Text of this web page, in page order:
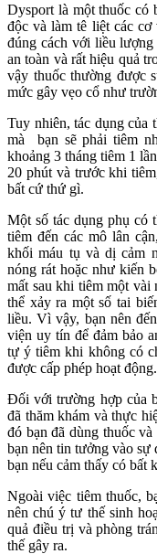
Dysport là một thuốc có
độc và làm tê liệt các
đúng cách với liều
an toàn và rất hiệu quả
vậy thuốc thường được
mức gây vẹo cổ như
Tuy nhiên, tác dụng của
mà bạn sẽ phải tiêm
khoảng 3 tháng tiêm 1
20 phút và trước khi
bất cứ thứ gì.
Một số tác dụng phụ có
tiêm đến các mô lân
khối máu tụ và dị cảm
nóng rát hoặc như kiến
mất sau khi tiêm một vài
thể xảy ra một số tai
liều. Vì vậy, bạn nên
viện uy tín để đảm bảo
tự ý tiêm khi không có
được cấp phép hoạt động.
Đối với trường hợp của
đã thăm khám và thực
đó bạn đã dùng thuốc
bạn nên tin tưởng vào sự
bạn nếu cảm thấy có bất
Ngoài việc tiêm thuốc,
nên chú ý tư thế sinh
quả điều trị và phòng
thế gây ra.